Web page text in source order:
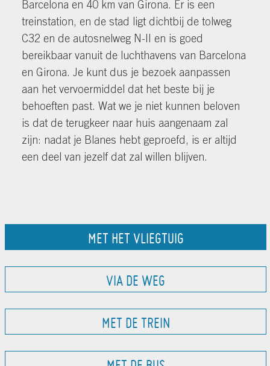
Barcelona en 40 km van Girona. Er is een
treinstation, en de stad ligt dichtbij de tolweg
C32 en de autosnelweg N-II en is goed
bereikbaar vanuit de luchthavens van Barcelona
en Girona. Je kunt dus je bezoek aanpassen
aan het vervoermiddel dat het beste bij je
behoeften past. Wat we je niet kunnen beloven
is dat de terugkeer naar huis aangenaam zal
zijn: nadat je Blanes hebt geproefd, is er altijd
een deel van jezelf dat zal willen blijven.
MET HET VLIEGTUIG
VIA DE WEG
MET DE TREIN